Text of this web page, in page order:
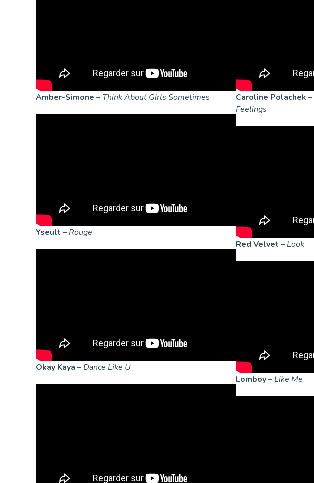
Amber-Simone – Think About Girls Sometimes
Yseult – Rouge
Okay Kaya – Dance Like U
Caroline Polachek –
Feelings
Red Velvet – Look
Lomboy– Like Me